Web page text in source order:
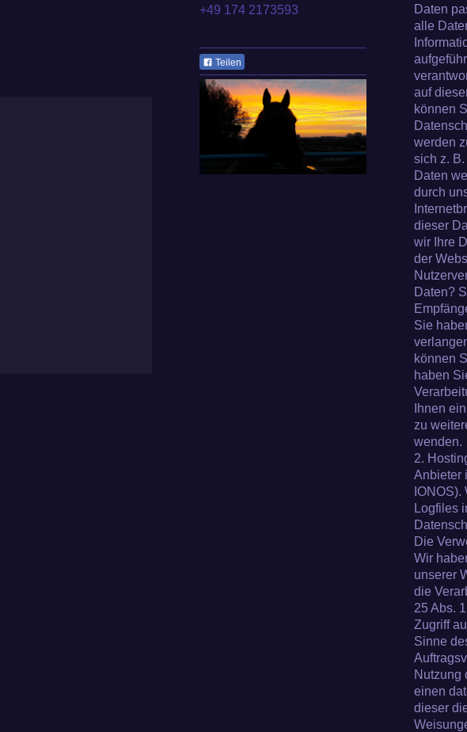
Daten
alle
auf
können
werden
sich z.
Daten
durch
dieser
wir Ihre
der
Daten?
Sie
können
haben
Ihnen
zu
wenden.
2.
Anbieter
Logfiles
Die
Wir
unserer
die
25 Abs.
Zugriff
Sinne
Nutzung
einen
dieser
+49 174 2173593
Teilen